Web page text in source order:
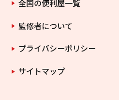
全国の便利屋一覧
監修者について
プライバシーポリシー
サイトマップ